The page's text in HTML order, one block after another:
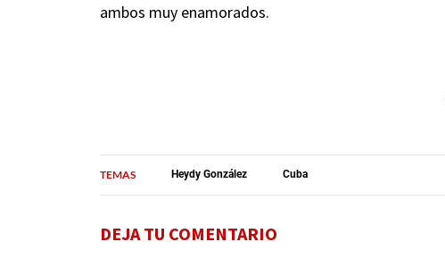
ambos muy enamorados.
TEMAS Heydy González Cuba
DEJA TU COMENTARIO